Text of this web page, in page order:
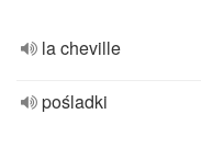
la cheville
pośladki